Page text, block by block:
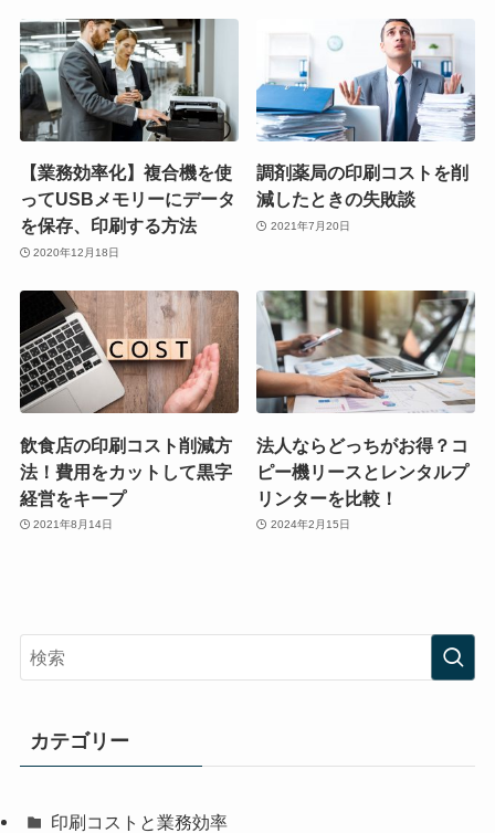
【業務効率化】複合機を使
ってUSBメモリーにデータ
を保存、印刷する方法
2020年12月18日
調剤薬局の印刷コストを削
減したときの失敗談
2021年7月20日
飲食店の印刷コスト削減方
法！費用をカットして黒字
経営をキープ
2021年8月14日
法人ならどっちがお得？コ
ピー機リースとレンタルプ
リンターを比較！
2024年2月15日
カテゴリー
印刷コストと業務効率